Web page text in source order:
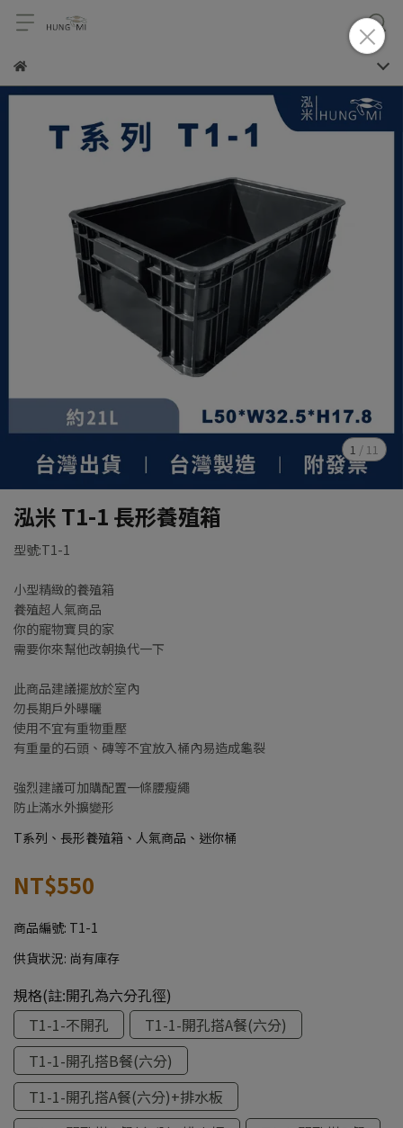
1 / 11
泓米 T1-1 長形養殖箱
型號:T1-1
小型精緻的養殖箱
養殖超人氣商品
你的寵物寶貝的家
需要你來幫他改朝換代一下
此商品建議擺放於室內
勿長期戶外曝曬
使用不宜有重物重壓
有重量的石頭、磚等不宜放入桶內易造成龜裂
強烈建議可加購配置一條腰瘦繩
防止滿水外擴變形
T系列、長形養殖箱、人氣商品、迷你桶
NT$550
商品編號: T1-1
供貨狀況: 尚有庫存
規格(註:開孔為六分孔徑)
T1-1-不開孔
T1-1-開孔搭A餐(六分)
T1-1-開孔搭B餐(六分)
T1-1-開孔搭A餐(六分)+排水板